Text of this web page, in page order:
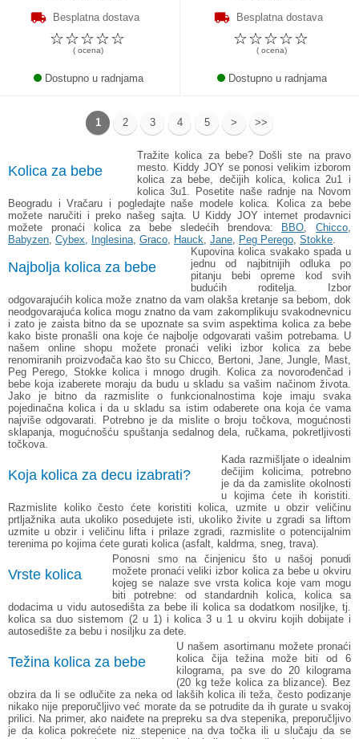
Besplatna dostava
☆
☆
☆
☆
☆
( ocena)
Dostupno u radnjama
Besplatna dostava
☆
☆
☆
☆
☆
( ocena)
Dostupno u radnjama
1 2 3 4 5 > >>
Kolica za bebe
Tražite kolica za bebe? Došli ste na pravo
mesto. Kiddy JOY se ponosi velikim izborom
kolica za bebe, dečijih kolica, kolica 2u1 i
kolica 3u1. Posetite naše radnje na Novom
Beogradu i Vračaru i pogledajte naše modele kolica. Kolica za bebe
možete naručiti i preko našeg sajta. U Kiddy JOY internet prodavnici
možete pronaći kolica za bebe sledećih brendova:
BBO, Chicco,
Babyzen, Cybex, Inglesina, Graco, Hauck, Jane, Peg Perego, Stokke.
Najbolja kolica za bebe
Kupovina kolica svakako spada u
jednu od najbitnijih odluka po
pitanju bebi opreme kod svih
budućih roditelja. Izbor
odgovarajućih kolica može znatno da vam olakša kretanje sa bebom, dok
neodgovarajuća kolica mogu znatno da vam zakomplikuju svakodnevnicu
i zato je zaista bitno da se upoznate sa svim aspektima kolica za bebe
kako biste pronašli ona koje će najbolje odgovarati vašim potrebama. U
našem online shopu možete pronaći veliki izbor kolica za bebe
renomiranih proizvođača kao što su Chicco, Bertoni, Jane, Jungle, Mast,
Peg Perego, Stokke kolica i mnogo drugih. Kolica za novorođenčad i
bebe koja izaberete moraju da budu u skladu sa vašim načinom života.
Jako je bitno da razmislite o funkcionalnostima koje imaju svaka
pojedinačna kolica i da u skladu sa istim odaberete ona koja će vama
najviše odgovarati. Potrebno je da mislite o broju točkova, mogućnosti
sklapanja, mogućnošću spuštanja sedalnog dela, ručkama, pokretljivosti
točkova.
Koja kolica za decu izabrati?
Kada razmišljate o idealnim
dečijim kolicima, potrebno
je da da zamislite okolnosti
u kojima ćete ih koristiti.
Razmislite koliko često ćete koristiti kolica, uzmite u obzir veličinu
prtljažnika auta ukoliko posedujete isti, ukoliko živite u zgradi sa liftom
uzmite u obzir i veličinu lifta i prilaze zgradi, razmislite o potencijalnim
terenima po kojima ćete gurati kolica (asfalt, kaldrma, sneg, trava).
Vrste kolica
Ponosni smo na činjenicu što u našoj ponudi
možete pronaći veliki izbor kolica za bebe u okviru
kojeg se nalaze sve vrsta kolica koje vam mogu
biti potrebne: od standardnih kolica,
kolica sa
dodacima u vidu autosedišta za bebeili kolica sa dodatkom nosiljke, tj.
kolica sa duo sistemom (2 u 1)i kolica 3 u 1 u okviru kojih dobijate i
autosedište za bebu i nosiljku za dete.
Težina kolica za bebe
U našem asortimanu možete pronaći
kolica čija težina može biti od 6
kilograma, pa sve do 20 kilograma
(20 kg teže kolica za blizance). Bez
obzira da li se odlučite za neka od lakših kolica ili teža, često podizanje
nikako nije preporučljivo već morate da se potrudite da ih gurate u svakoj
prilici. Na primer, ako naiđete na prepreku sa dva stepenika, preporučljivo
je da kolica pokrećete niz stepenice na dva točka ili u slučaju da se